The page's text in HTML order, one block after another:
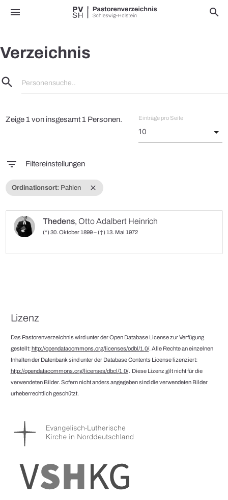
menu search
Verzeichnis
search Personensuche..
Zeige 1 von insgesamt 1 Personen. Einträge pro Seite
filter_list Filtereinstellungen
close
Ordinationsort: Pahlen
Thedens, Otto Adalbert Heinrich
(*) 30. Oktober 1899 – (†) 13. Mai 1972
Lizenz
Das Pastorenverzeichnis wird unter der Open Database License zur Verfügung
gestellt:http://opendatacommons.org/licenses/odbl/1.0/. Alle Rechte an einzelnen
Inhalten der Datenbank sind unter der Database Contents License lizenziert:
http://opendatacommons.org/licenses/dbcl/1.0/. Diese Lizenz gilt nicht für die
verwendeten Bilder. Sofern nicht anders angegeben sind die verwendeten Bilder
urheberrechtlich geschützt.